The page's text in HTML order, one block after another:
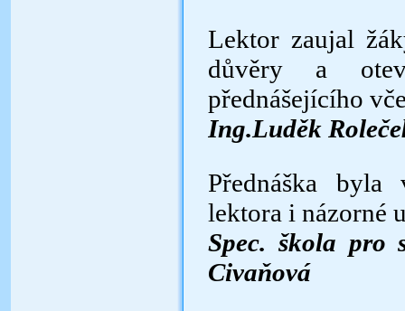
Lektor zaujal
důvěry a
přednášejícího
Ing.Luděk
Přednáška byla
lektora i ná­zorné
Spec. škola pro
Civaňová